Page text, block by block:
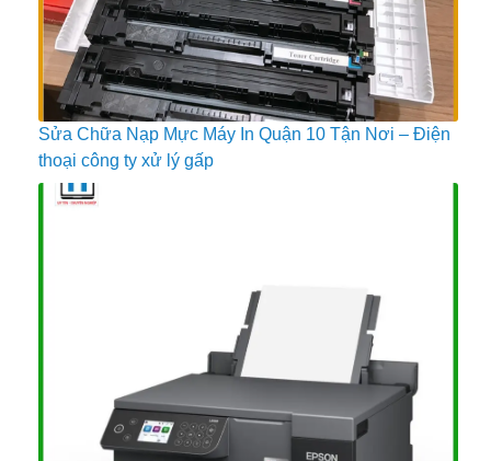
Sửa Chữa Nạp Mực Máy In Quận 10 Tận Nơi – Điện
thoại công ty xử lý gấp